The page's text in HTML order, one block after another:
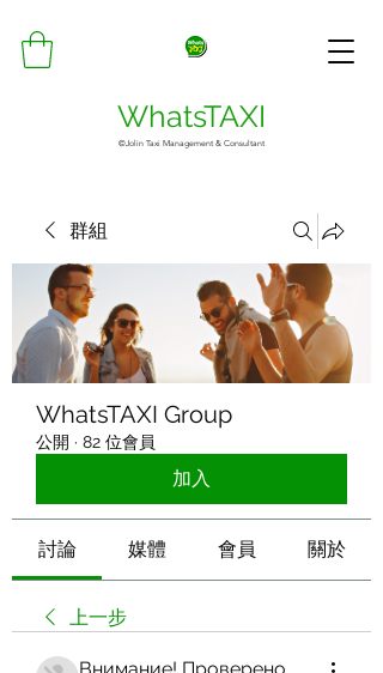
WhatsTAXI
©Jolin Taxi Management & Consultant
群組
WhatsTAXI Group
公開 · 82 位會員
加入
討論 媒體 會員 關於
上一步